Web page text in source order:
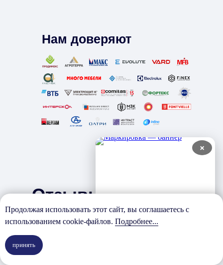
Нам доверяют
Отзывы наших
клиентов
Продолжая использовать этот сайт, вы соглашаетесь с
использованием cookie-файлов. Подробнее...
принять
×